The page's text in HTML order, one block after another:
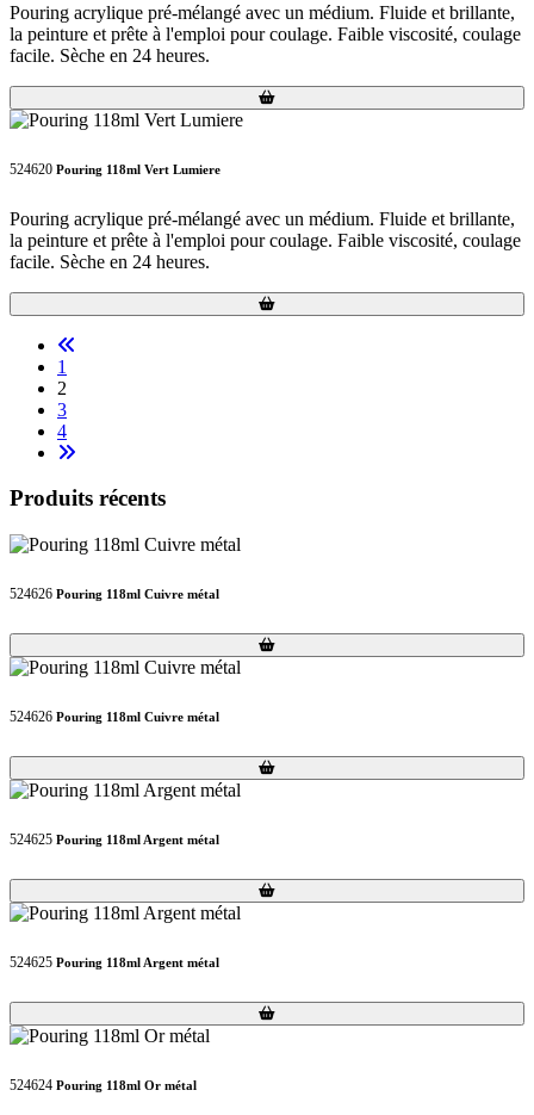
Pouring acrylique pré-mélangé avec un médium. Fluide et brillante,
la peinture et prête à l'emploi pour coulage. Faible viscosité, coulage
facile. Sèche en 24 heures.
Loading...
Loading...
524620 Pouring 118ml Vert Lumiere
Pouring acrylique pré-mélangé avec un médium. Fluide et brillante,
la peinture et prête à l'emploi pour coulage. Faible viscosité, coulage
facile. Sèche en 24 heures.
Loading...
Loading...
1
2
3
4
Produits récents
524626 Pouring 118ml Cuivre métal
Loading...
Loading...
524626 Pouring 118ml Cuivre métal
Loading...
Loading...
524625 Pouring 118ml Argent métal
Loading...
Loading...
524625 Pouring 118ml Argent métal
Loading...
Loading...
524624 Pouring 118ml Or métal